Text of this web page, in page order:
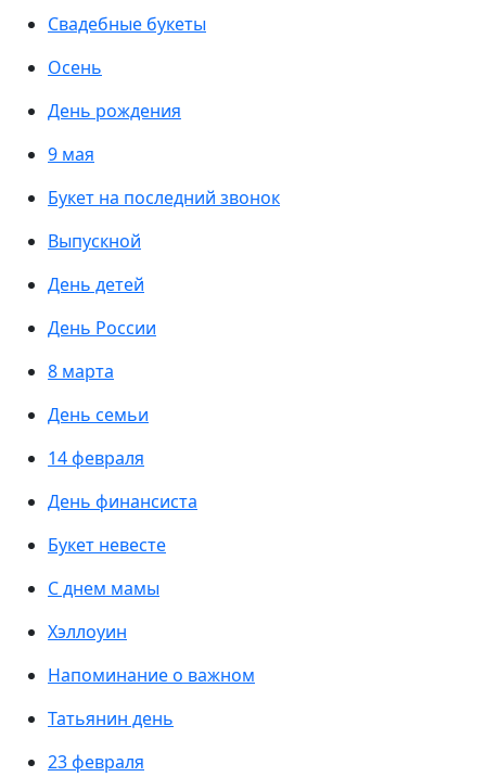
Свадебные букеты
Осень
День рождения
9 мая
Букет на последний звонок
Выпускной
День детей
День России
8 марта
День семьи
14 февраля
День финансиста
Букет невесте
С днем мамы
Хэллоуин
Напоминание о важном
Татьянин день
23 февраля